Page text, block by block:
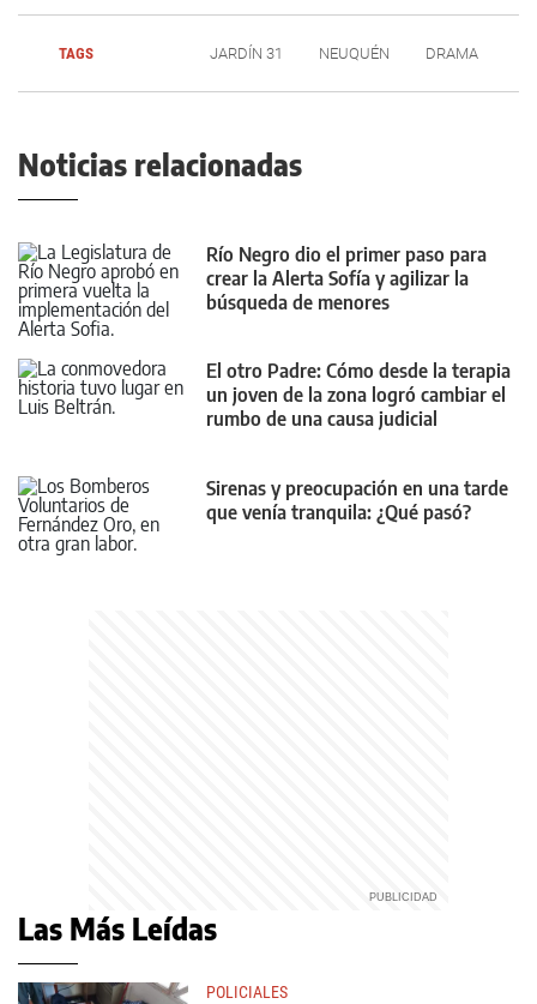
TAGS JARDÍN 31 NEUQUÉN DRAMA
Noticias relacionadas
Río Negro dio el primer paso para
crear la Alerta Sofía y agilizar la
búsqueda de menores
El otro Padre: Cómo desde la terapia
un joven de la zona logró cambiar el
rumbo de una causa judicial
Sirenas y preocupación en una tarde
que venía tranquila: ¿Qué pasó?
Las Más Leídas
POLICIALES